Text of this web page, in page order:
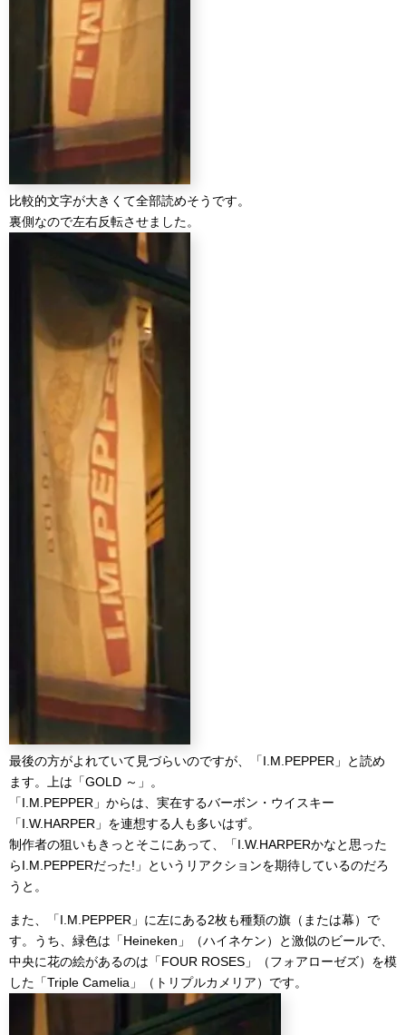
比較的文字が大きくて全部読めそうです。
裏側なので左右反転させました。
最後の方がよれていて見づらいのですが、「I.M.PEPPER」と読め
ます。上は「GOLD ～」。
「I.M.PEPPER」からは、実在するバーボン・ウイスキー
「I.W.HARPER」を連想する人も多いはず。
制作者の狙いもきっとそこにあって、「I.W.HARPERかなと思った
らI.M.PEPPERだった!」というリアクションを期待しているのだろ
うと。
また、「I.M.PEPPER」に左にある2枚も種類の旗（または幕）で
す。うち、緑色は「Heineken」（ハイネケン）と激似のビールで、
中央に花の絵があるのは「FOUR ROSES」（フォアローゼズ）を模
した「Triple Camelia」（トリプルカメリア）です。